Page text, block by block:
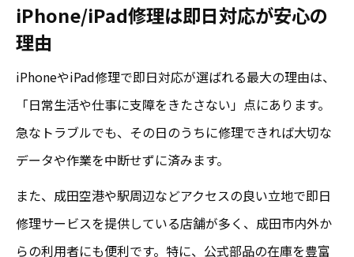
iPhone/iPad修理は即日対応が安心の
理由
iPhoneやiPad修理で即日対応が選ばれる最大の理由は、
「日常生活や仕事に支障をきたさない」点にあります。
急なトラブルでも、その日のうちに修理できれば大切な
データや作業を中断せずに済みます。
また、成田空港や駅周辺などアクセスの良い立地で即日
修理サービスを提供している店舗が多く、成田市内外か
らの利用者にも便利です。特に、公式部品の在庫を豊富